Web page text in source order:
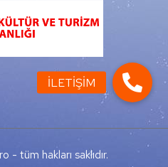
tüm hakları saklıdır.